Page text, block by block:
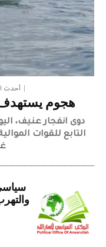
أحدث
هجوم
دوى انفجار عنيف،
التابع للقوات